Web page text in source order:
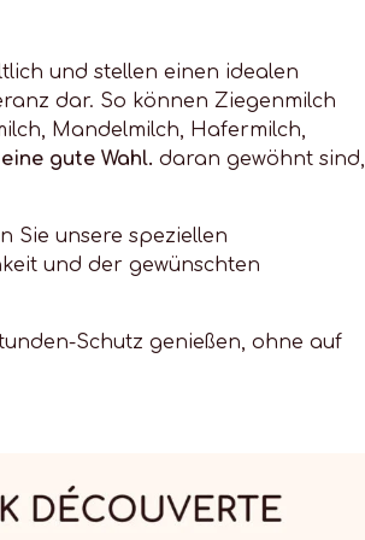
und stellen einen idealen
dar. So können Ziegenmilch
Mandelmilch, Hafermilch,
gute Wahl. daran gewöhnt sind,
Sie unsere speziellen
und der gewünschten
Schutz genießen, ohne auf